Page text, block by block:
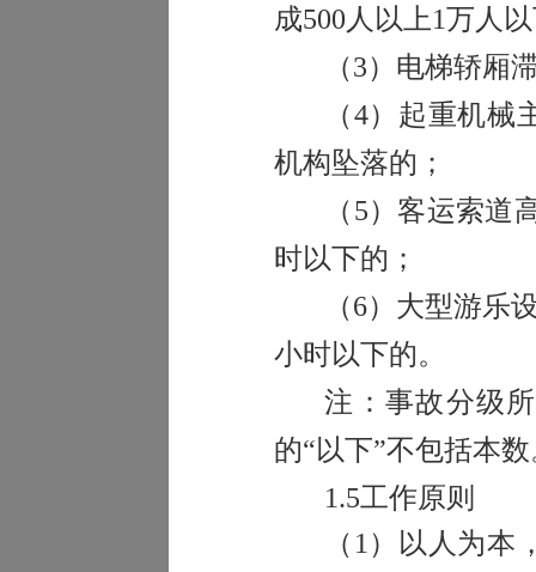
成500 人以上1万人
（3）电梯轿厢
（4）起重机械
机构坠落的；
（ 5）客运索道
时以下的；
（6）大型游乐
小时以下的。
注：事故分级
的“以下”不包括本数
1.5工作原则
（ 1 ）以人为本